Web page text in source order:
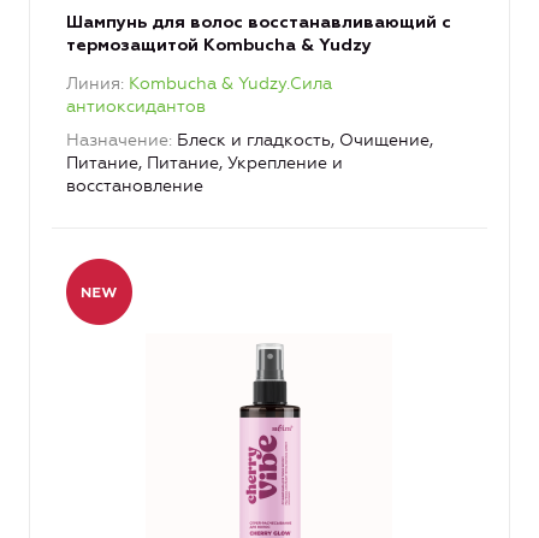
Шампунь для волос восстанавливающий с
термозащитой Kombucha & Yudzy
Линия Kombucha & Yudzy.Сила
антиоксидантов
Назначение Блеск и гладкость, Очищение,
Питание, Питание, Укрепление и
восстановление